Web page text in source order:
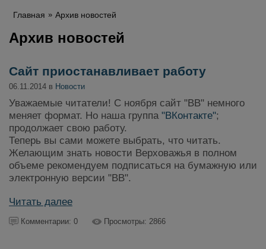
Главная Архив новостей
Архив новостей
Сайт приостанавливает работу
06.11.2014 в Новости
Уважаемые читатели! С ноября сайт "ВВ" немного
меняет формат. Но наша группа "ВКонтакте";
продолжает свою работу.
Теперь вы сами можете выбрать, что читать.
Желающим знать новости Верховажья в полном
объеме рекомендуем подписаться на бумажную или
электронную версии "ВВ".
Читать далее
Комментарии: 0 Просмотры: 2866